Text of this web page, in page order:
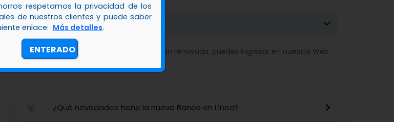
¿La Banca en Línea es nueva?
Sí, con nuevas funcionalidades e imagen renovada, puedes ingresar en nuestra Web
¿Qué novedades tiene la nueva Banca en Línea?
respetamos la privacidad de los
de nuestros clientes y puede saber
enlace: Más detalles.
ENTERADO